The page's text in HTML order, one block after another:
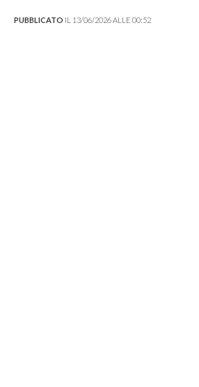
PUBBLICATO IL 13/06/2026 ALLE 00:52